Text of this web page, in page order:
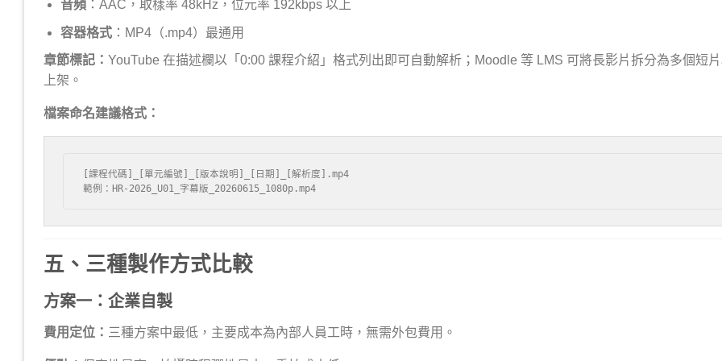
音頻：AAC，取樣率 48kHz，位元率 192kbps 以上
容器格式：MP4（.mp4）最通用
章節標記： YouTube 在描述欄以「0:00 課程介紹」格式列出即可自動解析；Moodle 等 LMS 可將長影片拆分為多個短
上架。
檔案命名建議格式：
[課程代碼]_[單元編號]_[版本說明]_[日期]_[解析度].mp4
範例：HR-2026_U01_字幕版_20260615_1080p.mp4
五、三種製作方式比較
方案一：企業自製
費用定位： 三種方案中最低，主要成本為內部人員工時，無需外包費用。